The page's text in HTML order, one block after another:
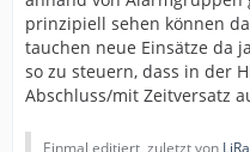
prinzipiell sehen können
tauchen neue Einsätze da
so zu steuern, dass in der
Abschluss/mit Zeitversatz
Einmal editiert, zuletzt von